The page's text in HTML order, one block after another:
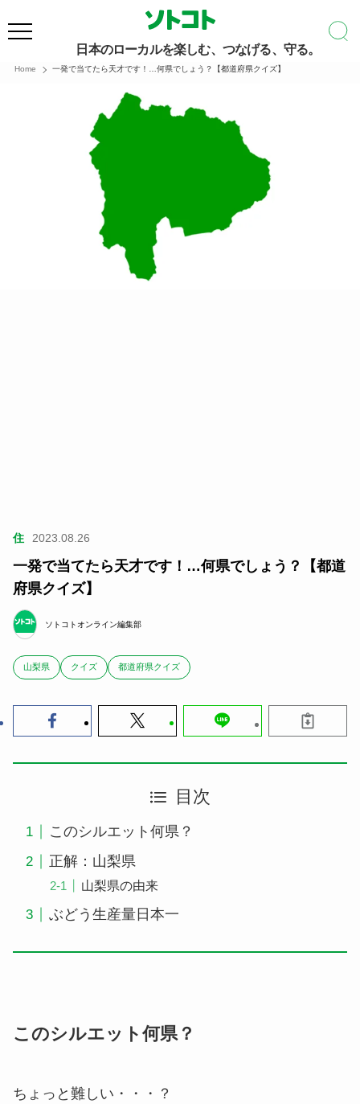
日本のローカルを楽しむ、つなげる、守る。
Home 一発で当てたら天才です！…何県でしょう？【都道府県クイズ】
住 2023.08.26
一発で当てたら天才です！…何県でしょう？【都道
府県クイズ】
ソトコトオンライン編集部
山梨県 クイズ 都道府県クイズ
目次
このシルエット何県？
正解：山梨県
山梨県の由来
ぶどう生産量日本一
このシルエット何県？
ちょっと難しい・・・？